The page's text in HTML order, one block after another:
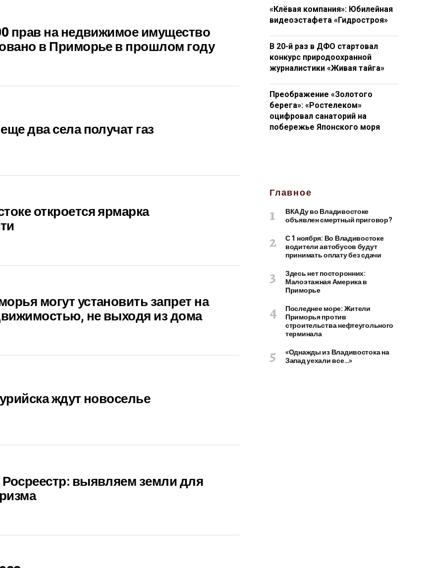
прав на недвижимое имущество
в Приморье в прошлом году
два села получат газ
откроется ярмарка
могут установить запрет на
не выходя из дома
ждут новоселье
выявляем земли для
«Клёвая компания»: Юбилейная
видеоэстафета «Гидростроя»
В 20-й раз в ДФО стартовал
конкурс природоохранной
журналистики «Живая тайга»
Преображение «Золотого
берега»: «Ростелеком»
оцифровал санаторий на
побережье Японского моря
Главное
ВКАДу во Владивостоке
объявлен смертный приговор?
С 1 ноября: Во Владивостоке
водители автобусов будут
принимать оплату без сдачи
Здесь нет посторонних:
Малоэтажная Америка в
Приморье
Последнее море: Жители
Приморья против
строительства нефтеугольного
терминала
«Однажды из Владивостока на
Запад уехали все…»